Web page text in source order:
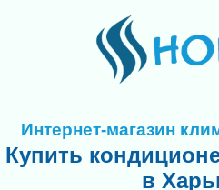
Интернет-магазин
Купить
в